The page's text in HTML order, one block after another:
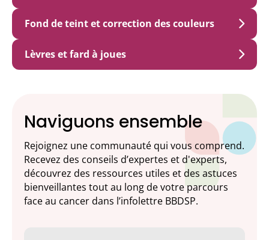
Fond de teint et correction des couleurs
Lèvres et fard à joues
Naviguons ensemble
Rejoignez une communauté qui vous comprend.
Recevez des conseils d’expertes et d'experts,
découvrez des ressources utiles et des astuces
bienveillantes tout au long de votre parcours
face au cancer dans l’infolettre BBDSP.